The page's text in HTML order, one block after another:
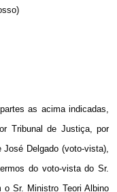
as acima indicadas,
Tribunal de Justiça, por
Delgado (voto-vista),
do voto-vista do Sr.
o Sr. Ministro Teori Albino